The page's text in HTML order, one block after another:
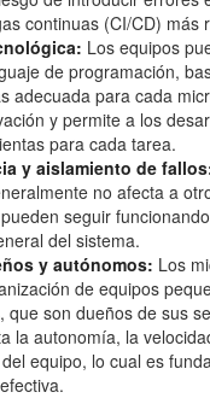
continuas (CI/CD) más
Los equipos
de programación,
adecuada para cada
y permite a los
para cada tarea.
y aislamiento de
no afecta a
seguir
del sistema.
y autónomos: Los
de equipos
que son dueños de sus
la autonomía, la
equipo, lo cual es
efectiva.